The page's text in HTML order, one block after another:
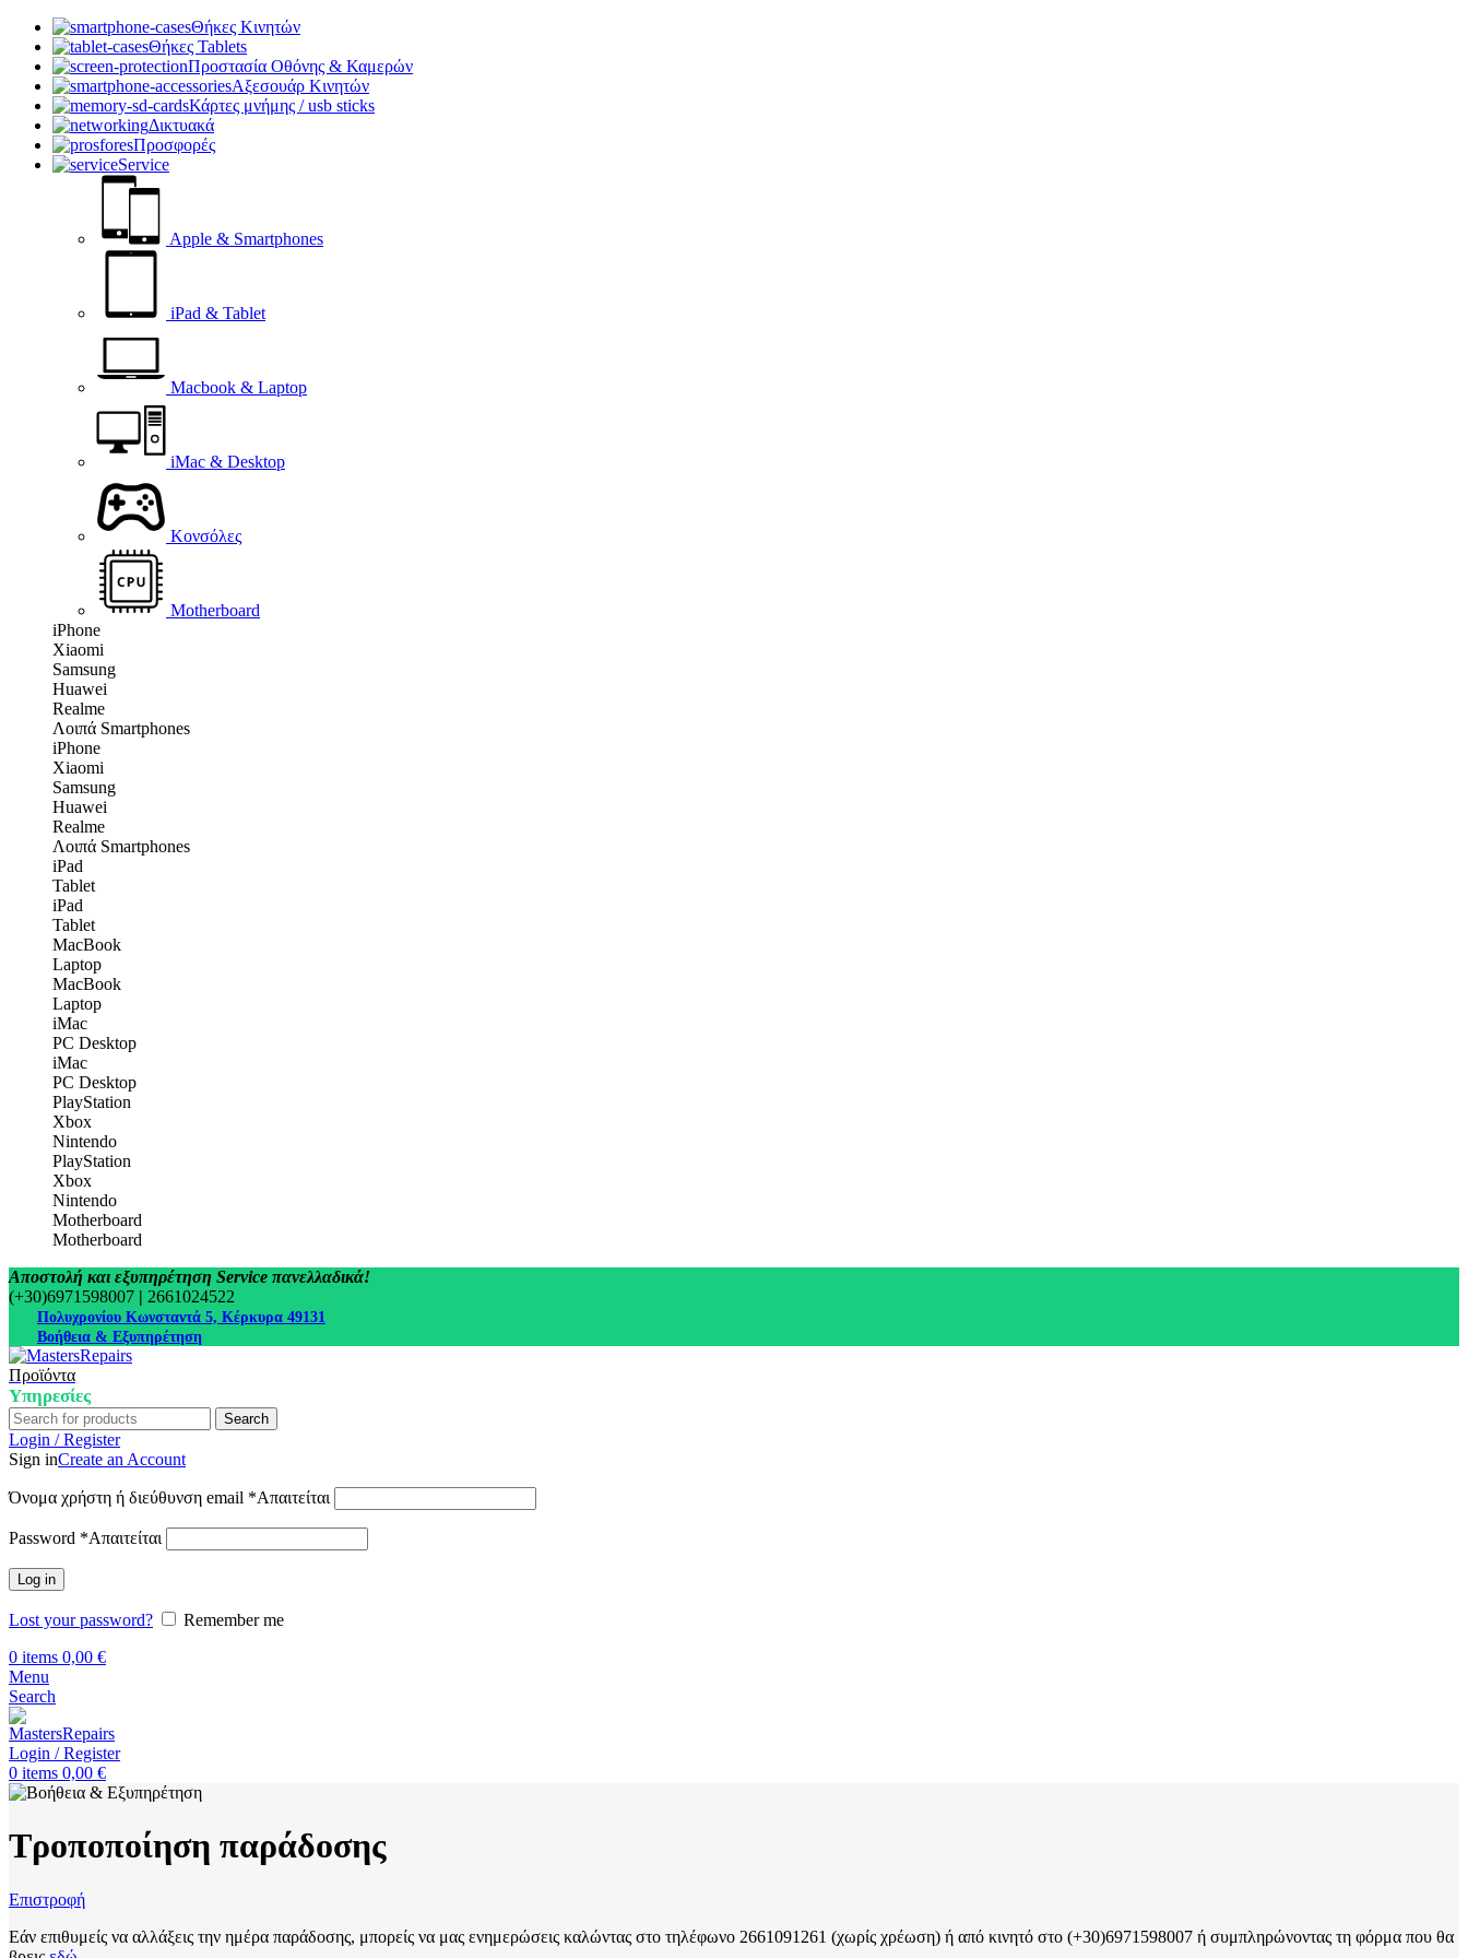
Θήκες Κινητών
Θήκες Tablets
Προστασία Οθόνης & Καμερών
Αξεσουάρ Κινητών
Κάρτες μνήμης / usb sticks
Δικτυακά
Προσφορές
Service
Apple & Smartphones
iPad & Tablet
Macbook & Laptop
iMac & Desktop
Κονσόλες
Motherboard
iPhone
Xiaomi
Samsung
Huawei
Realme
Λοιπά Smartphones
iPhone
Xiaomi
Samsung
Huawei
Realme
Λοιπά Smartphones
iPad
Tablet
iPad
Tablet
MacBook
Laptop
MacBook
Laptop
iMac
PC Desktop
iMac
PC Desktop
PlayStation
Xbox
Nintendo
PlayStation
Xbox
Nintendo
Motherboard
Motherboard
Αποστολή και εξυπηρέτηση Service πανελλαδικά!
(+30)6971598007 | 2661024522
Πολυχρονίου Κωνσταντά 5, Κέρκυρα 49131
Βοήθεια & Εξυπηρέτηση
Προϊόντα
Υπηρεσίες
Search
Login / Register
Sign inCreate an Account
Όνομα χρήστη ή διεύθυνση email *Απαιτείται
Password *Απαιτείται
Log in
Lost your password?
Remember me
0 items 0,00 €
Menu
Search
Login / Register
0 items 0,00 €
Τροποποίηση παράδοσης
Επιστροφή
Εάν επιθυμείς να αλλάξεις την ημέρα παράδοσης, μπορείς να μας ενημερώσεις καλώντας στο τηλέφωνο 2661091261 (χωρίς χρέωση) ή από κινητό στο (+30)6971598007 ή συμπληρώνοντας τη φόρμα που θα